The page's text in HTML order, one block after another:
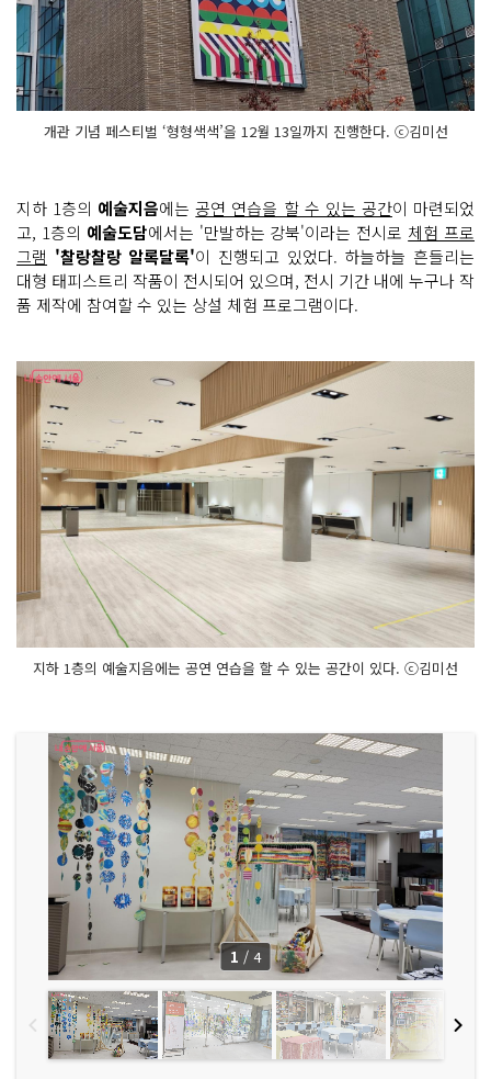
개관 기념 페스티벌 ‘형형색색’을 12월 13일까지 진행한다. ⓒ김미선
지하 1층의 예술지음에는공연 연습을 할 수 있는 공간이 마련되었
고, 1층의 예술도담에서는 '만발하는 강북'이라는 전시로 체험 프로
그램 '찰랑찰랑 알록달록'이 진행되고 있었다. 하늘하늘 흔들리는
대형 태피스트리 작품이 전시되어 있으며, 전시 기간 내에 누구나 작
품 제작에 참여할 수 있는 상설 체험 프로그램이다.
지하 1층의 예술지음에는 공연 연습을 할 수 있는 공간이 있다. ⓒ김미선
1 / 4